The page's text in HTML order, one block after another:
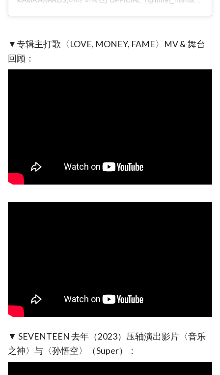
▼专辑主打歌〈LOVE, MONEY, FAME〉MV & 舞台
回顾：
▼ SEVENTEEN 去年（2023）压轴演出影片〈音乐
之神〉与〈孙悟空〉（Super）：